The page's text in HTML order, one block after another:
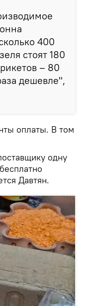
400
стоят 180
– 80
дешевле",
оплаты. В том
одну
Давтян.